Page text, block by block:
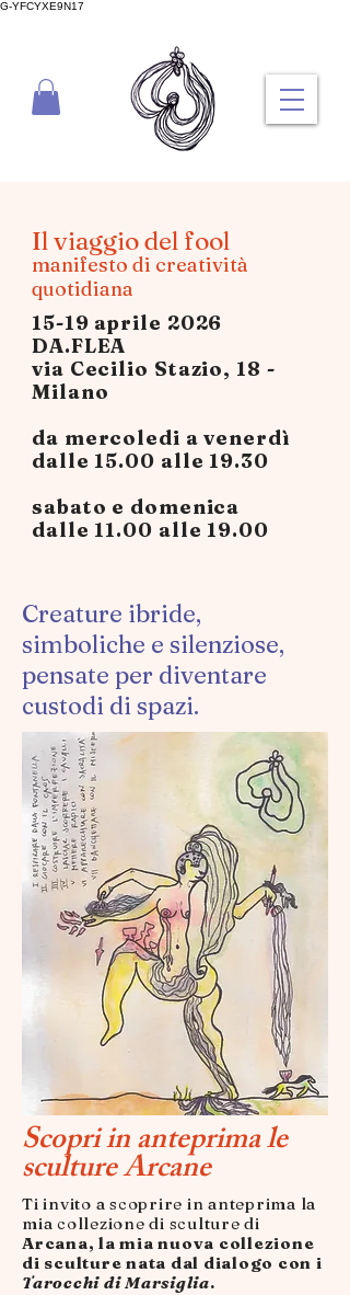
G-YFCYXE9N17
Il viaggio del fool
manifesto di creatività
quotidiana
15-19 aprile 2026
DA.FLEA
via Cecilio Stazio, 18 -
Milano
da mercoledi a venerdì
dalle 15.00 alle 19.30
sabato e domenica
dalle 11.00 alle 19.00
Creature ibride,
simboliche e silenziose,
pensate per diventare
custodi di spazi.
Scopri in anteprima le
sculture Arcane
Ti invito a scoprire in anteprima la
mia collezione di sculture di
Arcana, la mia nuova collezione
di sculture nata dal dialogo con i
Tarocchi di Marsiglia.